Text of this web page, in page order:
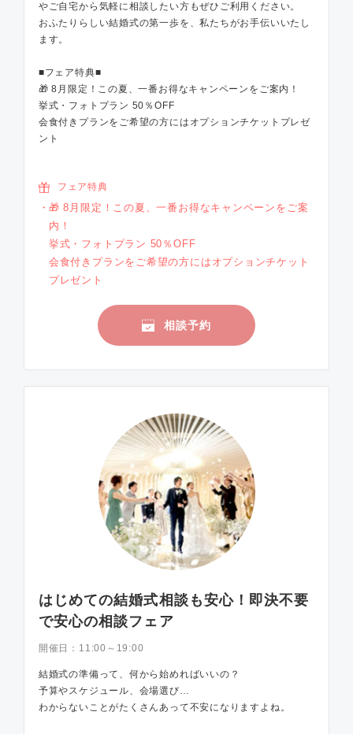
やご自宅から気軽に相談したい方もぜひご利用ください。
おふたりらしい結婚式の第一歩を、私たちがお手伝いいたし
ます。
■フェア特典■
🎁 8月限定！この夏、一番お得なキャンペーンをご案内！
挙式・フォトプラン 50％OFF
会食付きプランをご希望の方にはオプションチケットプレゼ
ント
フェア特典
🎁 8月限定！この夏、一番お得なキャンペーンをご案
内！
挙式・フォトプラン 50％OFF
会食付きプランをご希望の方にはオプションチケット
プレゼント
相談予約
はじめての結婚式相談も安心！即決不要
で安心の相談フェア
開催日： 11:00～19:00
結婚式の準備って、何から始めればいいの？
予算やスケジュール、会場選び…
わからないことがたくさんあって不安になりますよね。